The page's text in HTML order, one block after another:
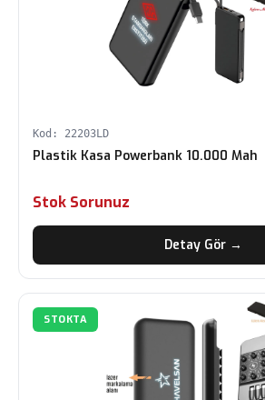
Kod: 22203LD
Plastik Kasa Powerbank 10.000 Mah
Stok Sorunuz
Detay Gör →
STOKTA